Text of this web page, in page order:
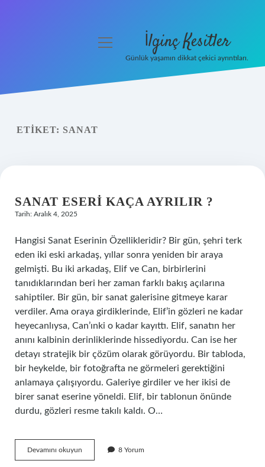
Yasal Uyarı
menüyü
İlginç Kesitler
Günlük yaşamın dikkat çekici ayrıntıları.
ETIKET: SANAT
SANAT ESERI KAÇA AYRILIR ?
Tarih: Aralık 4, 2025
Hangisi Sanat Eserinin Özellikleridir? Bir gün, şehri terk
eden iki eski arkadaş, yıllar sonra yeniden bir araya
gelmişti. Bu iki arkadaş, Elif ve Can, birbirlerini
tanıdıklarından beri her zaman farklı bakış açılarına
sahiptiler. Bir gün, bir sanat galerisine gitmeye karar
verdiler. Ama oraya girdiklerinde, Elif’in gözleri ne kadar
heyecanlıysa, Can’ınki o kadar kayıttı. Elif, sanatın her
anını kalbinin derinliklerinde hissediyordu. Can ise her
detayı stratejik bir çözüm olarak görüyordu. Bir tabloda,
bir heykelde, bir fotoğrafta ne görmeleri gerektiğini
anlamaya çalışıyordu. Galeriye girdiler ve her ikisi de
birer sanat eserine yöneldi. Elif, bir tablonun önünde
durdu, gözleri resme takılı kaldı. O…
Devamını okuyun
eseri
8 Yorum